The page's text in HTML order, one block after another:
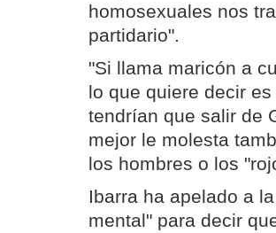
homosexuales nos
partidario".
"Si llama maricón a
lo que quiere decir
tendrían que salir de
mejor le molesta
los hombres o los
Ibarra ha apelado a
mental" para decir